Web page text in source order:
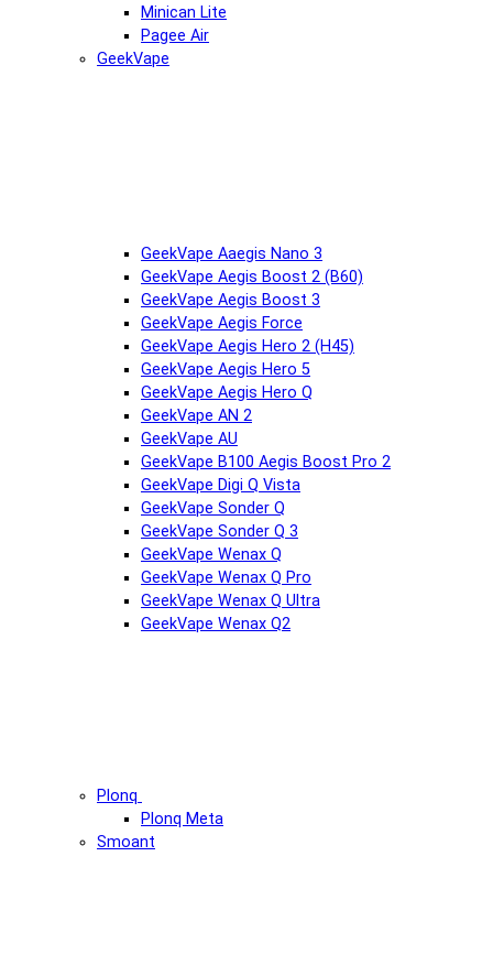
Minican Lite
Pagee Air
GeekVape
GeekVape Aaegis Nano 3
GeekVape Aegis Boost 2 (B60)
GeekVape Aegis Boost 3
GeekVape Aegis Force
GeekVape Aegis Hero 2 (H45)
GeekVape Aegis Hero 5
GeekVape Aegis Hero Q
GeekVape AN 2
GeekVape AU
GeekVape B100 Aegis Boost Pro 2
GeekVape Digi Q Vista
GeekVape Sonder Q
GeekVape Sonder Q 3
GeekVape Wenax Q
GeekVape Wenax Q Pro
GeekVape Wenax Q Ultra
GeekVape Wenax Q2
Plonq
Plonq Meta
Smoant